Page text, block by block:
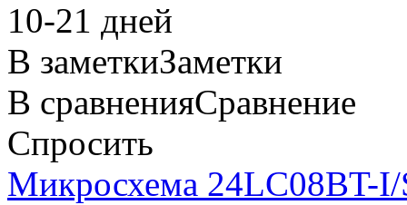
10-21 дней
В заметкиЗаметки
В сравненияСравнение
Спросить
Микросхема 24LC08BT-